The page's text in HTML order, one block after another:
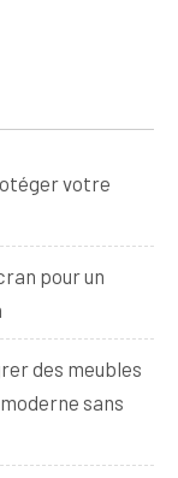
votre
pour un
des meubles
sans